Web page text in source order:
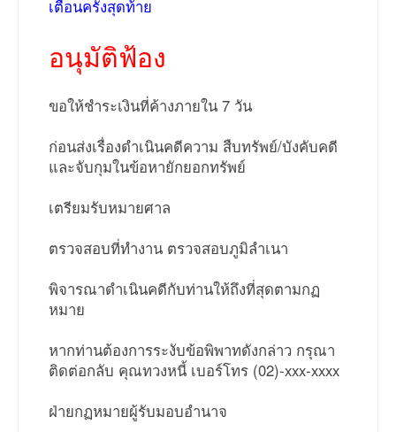
เตือนครั้งสุดท้าย
อนุมัติฟ้อง
ขอให้ชำระเงินที่ค้างภายใน 7 วัน
ก่อนส่งเรื่องดำเนินคดีความ สืบทรัพย์/บังคับคดี
และจับกุมในข้อหายักยอกทรัพย์
เตรียมรับหมายศาล
ตรวจสอบที่ทำงาน ตรวจสอบภูมิลำเนา
พิจารณาดำเนินคดีกับท่านให้ถึงที่สุดตามกฏ
หมาย
หากท่านต้องการระงับข้อพิพาทดังกล่าว กรุณา
ติดต่อกลับ คุณทวงหนี้ เบอร์โทร (02)-xxx-xxxx
ฝ่ายกฏหมายผู้รับมอบอำนาจ